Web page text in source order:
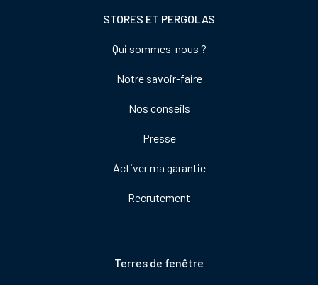
STORES ET PERGOLAS
Qui sommes-nous ?
Notre savoir-faire
Nos conseils
Presse
Activer ma garantie
Recrutement
Terres de fenêtre